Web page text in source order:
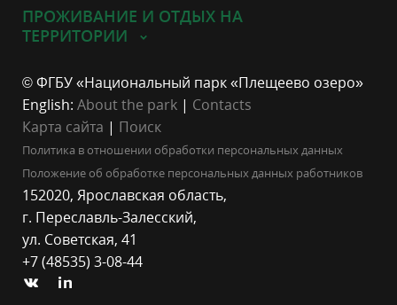
ПРОЖИВАНИЕ И ОТДЫХ НА
ТЕРРИТОРИИ
© ФГБУ «Национальный парк «Плещеево озеро»
English: About the park | Contacts
Карта сайта | Поиск
Политика в отношении обработки персональных данных
Положение об обработке персональных данных работников
152020, Ярославская область,
г. Переславль-Залесский,
ул. Советская, 41
+7 (48535) 3-08-44